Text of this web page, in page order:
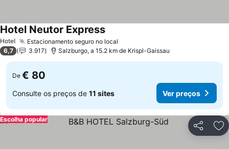
Hotel Estacionamento seguro no local
Hotel Neutor ExpressVer preços
6,7 3.917 Salzburgo, a 15.2 km de Krispl-Gaissau
De € 80
Consulte os preços de 11 sites Ver preços
Partilhar
Escolha popular